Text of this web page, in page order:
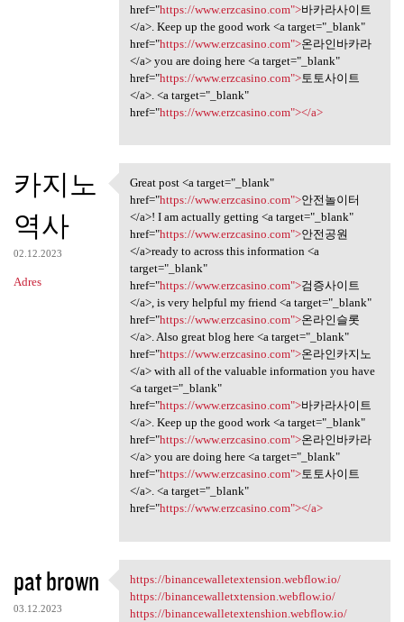
href="https://www.erzcasino.com">바카라사이트
</a>. Keep up the good work <a target="_blank"
href="https://www.erzcasino.com">온라인바카라
</a> you are doing here <a target="_blank"
href="https://www.erzcasino.com">토토사이트
</a>. <a target="_blank"
href="https://www.erzcasino.com"></a>
카지노
역사
02.12.2023
Adres
Great post <a target="_blank"
Great post <a target="_blank"
href="https://www.erzcasino.com">안전놀이터
</a>! I am actually getting <a target="_blank"
href="https://www.erzcasino.com">안전공원
</a>ready to across this information <a
target="_blank"
href="https://www.erzcasino.com">검증사이트
</a>, is very helpful my friend <a target="_blank"
href="https://www.erzcasino.com">온라인슬롯
</a>. Also great blog here <a target="_blank"
href="https://www.erzcasino.com">온라인카지노
</a> with all of the valuable information you have
<a target="_blank"
href="https://www.erzcasino.com">바카라사이트
</a>. Keep up the good work <a target="_blank"
href="https://www.erzcasino.com">온라인바카라
</a> you are doing here <a target="_blank"
href="https://www.erzcasino.com">토토사이트
</a>. <a target="_blank"
href="https://www.erzcasino.com"></a>
pat brown
03.12.2023
https:/
https://binancewalletextension.webflow.io/
https://binancewalletxtension.webflow.io/
https://binancewalletextenshion.webflow.io/